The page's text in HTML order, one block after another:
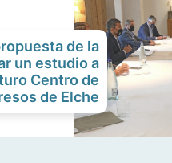
de la
un estudio a
Centro de
de Elche